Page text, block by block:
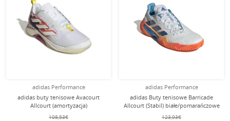
adidas Performance
adidas buty tenisowe Avacourt
Allcourt (amortyzacja)
białe/wielokolorowe damskie
108,53€
adidas Performance
adidas Buty tenisowe Barricade
Allcourt (Stabil) białe/pomarańczowe
męskie
123,93€